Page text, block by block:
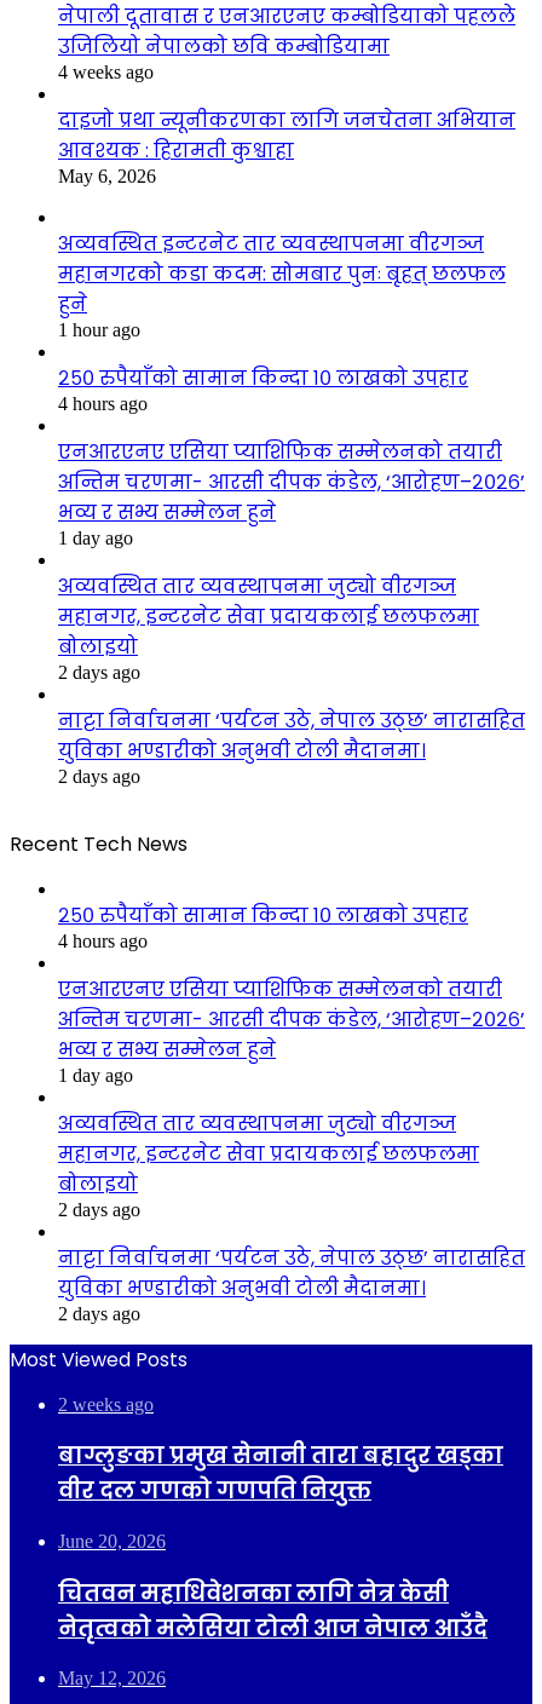
नेपाली दूतावास र एनआरएनए कम्बोडियाको पहलले
उजिलियो नेपालको छवि कम्बोडियामा
4 weeks ago
दाइजो प्रथा न्यूनीकरणका लागि जनचेतना अभियान
आवश्यक : हिरामती कुश्वाहा
May 6, 2026
अव्यवस्थित इन्टरनेट तार व्यवस्थापनमा वीरगञ्ज
महानगरको कडा कदम: सोमबार पुनः बृहत् छलफल
हुने
1 hour ago
२५० रुपैयाँको सामान किन्दा १० लाखको उपहार
4 hours ago
एनआरएनए एसिया प्याशिफिक सम्मेलनको तयारी
अन्तिम चरणमा- आरसी दीपक कंडेल, ‘आरोहण–२०२६’
भव्य र सभ्य सम्मेलन हुने
1 day ago
अव्यवस्थित तार व्यवस्थापनमा जुट्यो वीरगञ्ज
महानगर, इन्टरनेट सेवा प्रदायकलाई छलफलमा
बोलाइयो
2 days ago
नाट्टा निर्वाचनमा ‘पर्यटन उठे, नेपाल उठ्छ’ नारासहित
युविका भण्डारीको अनुभवी टोली मैदानमा।
2 days ago
Recent Tech News
२५० रुपैयाँको सामान किन्दा १० लाखको उपहार
4 hours ago
एनआरएनए एसिया प्याशिफिक सम्मेलनको तयारी
अन्तिम चरणमा- आरसी दीपक कंडेल, ‘आरोहण–२०२६’
भव्य र सभ्य सम्मेलन हुने
1 day ago
अव्यवस्थित तार व्यवस्थापनमा जुट्यो वीरगञ्ज
महानगर, इन्टरनेट सेवा प्रदायकलाई छलफलमा
बोलाइयो
2 days ago
नाट्टा निर्वाचनमा ‘पर्यटन उठे, नेपाल उठ्छ’ नारासहित
युविका भण्डारीको अनुभवी टोली मैदानमा।
2 days ago
Most Viewed Posts
2 weeks ago
बाग्लुङका प्रमुख सेनानी तारा बहादुर खड्का
वीर दल गणको गणपति नियुक्त
June 20, 2026
चितवन महाधिवेशनका लागि नेत्र केसी
नेतृत्वको मलेसिया टोली आज नेपाल आउँदै
May 12, 2026